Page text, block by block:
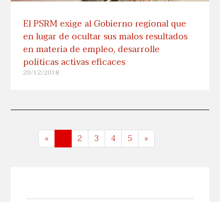
El PSRM exige al Gobierno regional que
en lugar de ocultar sus malos resultados
en materia de empleo, desarrolle
políticas activas eficaces
20/12/2018
« 1 2 3 4 5 »